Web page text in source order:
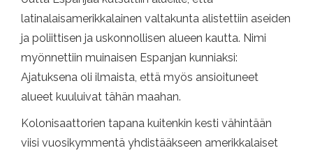
latinalaisamerikkalainen valtakunta alistettiin aseiden
ja poliittisen ja uskonnollisen alueen kautta. Nimi
myönnettiin muinaisen Espanjan kunniaksi:
Ajatuksena oli ilmaista, että myös ansioituneet
alueet kuuluivat tähän maahan.
Kolonisaattorien tapana kuitenkin kesti vähintään
viisi vuosikymmentä yhdistääkseen amerikkalaiset